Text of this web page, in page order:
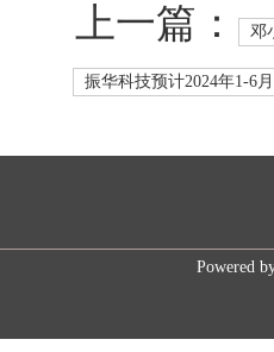
上一篇： 邓
振华科技预计2024年1-6
Powered